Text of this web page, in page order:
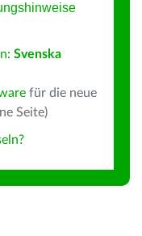
Svenska
für die neue
Seite)